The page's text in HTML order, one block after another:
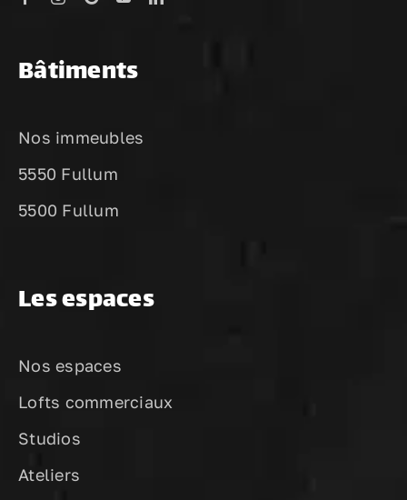
Bâtiments
Nos immeubles
5550 Fullum
5500 Fullum
Les espaces
Nos espaces
Lofts commerciaux
Studios
Ateliers